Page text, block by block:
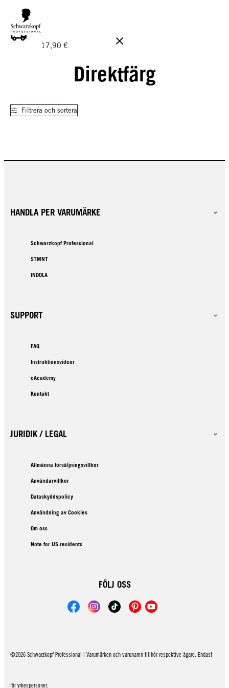
GRATIS LEVERANS PÅ BESTÄLLNINGAR ÖVER 160 €!
17,90 €
Direktfärg
Filtrera och sortera
HANDLA PER VARUMÄRKE
Schwarzkopf Professional
STMNT
INDOLA
SUPPORT
FAQ
Instruktionsvideor
eAcademy
Kontakt
JURIDIK / LEGAL
Allmänna försäljningsvillkor
Användarvillkor
Dataskyddspolicy
Användning av Cookies
Om oss
Note for US residents
FÖLJ OSS
©2026 Schwarzkopf Professional | Varumärken och varunamn tillhör respektive ägare. Endast
för yrkespersoner.